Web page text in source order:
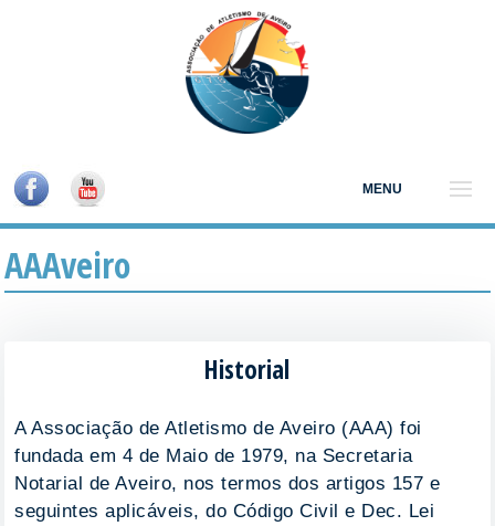
MENU
AAAveiro
Historial
A Associação de Atletismo de Aveiro (AAA) foi
fundada em 4 de Maio de 1979, na Secretaria
Notarial de Aveiro, nos termos dos artigos 157 e
seguintes aplicáveis, do Código Civil e Dec. Lei